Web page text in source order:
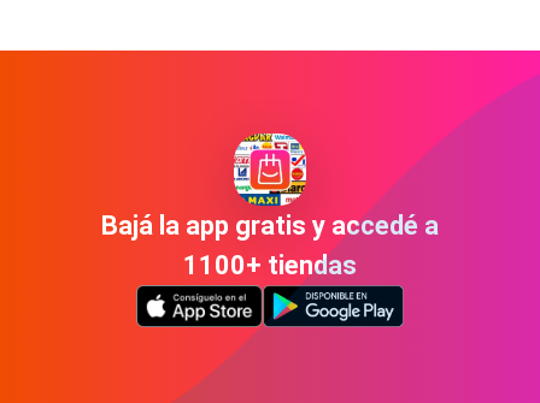
Bajá la app gratis y accedé a
1100+ tiendas